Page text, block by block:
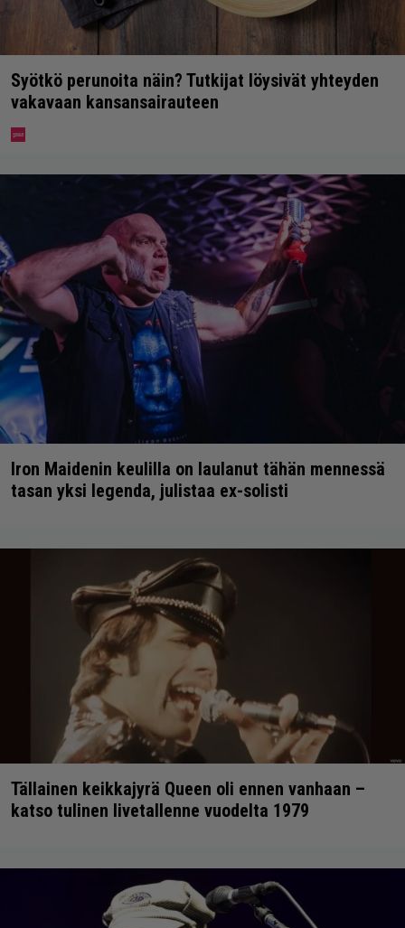
Syötkö perunoita näin? Tutkijat löysivät yhteyden
vakavaan kansansairauteen
Iron Maidenin keulilla on laulanut tähän mennessä
tasan yksi legenda, julistaa ex-solisti
Tällainen keikkajyrä Queen oli ennen vanhaan –
katso tulinen livetallenne vuodelta 1979